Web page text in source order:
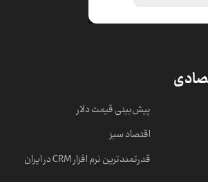
پیش‌بینی قیمت دلار
اقتصاد سبز
قدرتمندترین نرم‌ افزار CRM در ایران